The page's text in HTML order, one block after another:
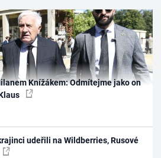
Knížákem: Odmítejme jako on
udeřili na Wildberries, Rusové